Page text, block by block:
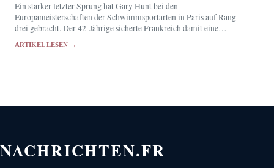
Ein starker letzter Sprung hat Gary Hunt bei den
Europameisterschaften der Schwimmsportarten in Paris auf Rang
drei gebracht. Der 42-Jährige sicherte Frankreich damit eine
ARTIKEL LESEN →
NACHRICHTEN.FR